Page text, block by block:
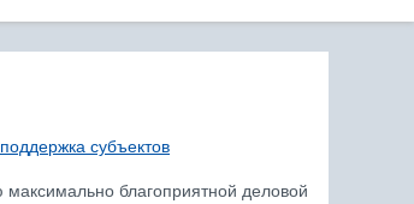
субъектов
благоприятной деловой